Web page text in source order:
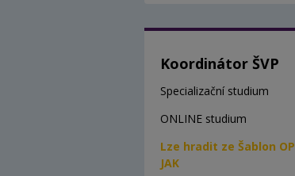
Koordinátor ŠVP
Specializační studium
ONLINE studium
Lze hradit ze Šablon OP
JAK